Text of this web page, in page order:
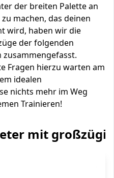
der breiten Palette an
machen, das deinen
wird, haben wir die
der folgenden
Fragen hierzu warten am
idealen
nichts mehr im Weg
Trainieren!
mit